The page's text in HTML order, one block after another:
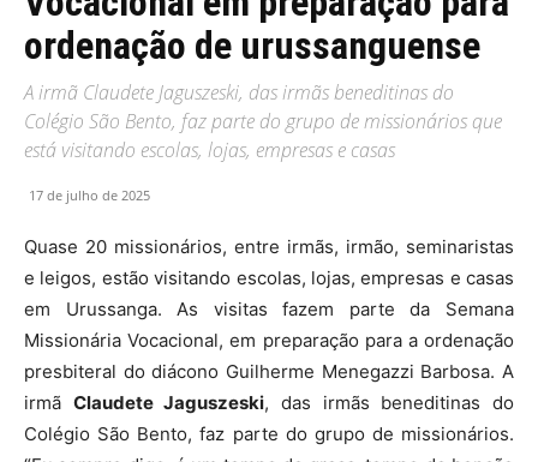
ordenação de urussanguense
A irmã Claudete Jaguszeski, das irmãs beneditinas do
Colégio São Bento, faz parte do grupo de missionários que
está visitando escolas, lojas, empresas e casas
17 de julho de 2025
Quase 20 missionários, entre irmãs, irmão, seminaristas
e leigos, estão visitando escolas, lojas, empresas e casas
em Urussanga. As visitas fazem parte da Semana
Missionária Vocacional, em preparação para a ordenação
presbiteral do diácono Guilherme Menegazzi Barbosa. A
irmã Claudete Jaguszeski, das irmãs beneditinas do
Colégio São Bento, faz parte do grupo de missionários.